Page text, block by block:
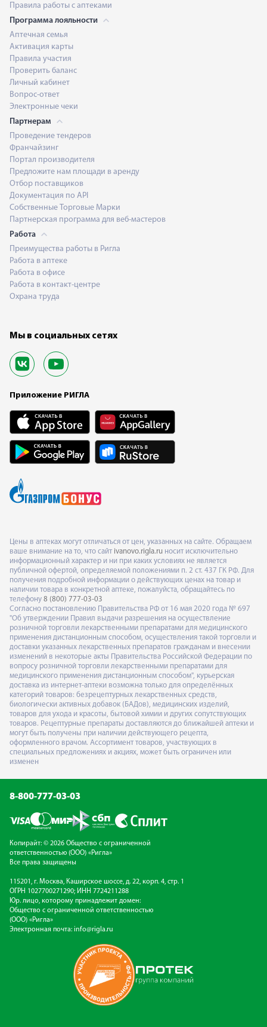
Правила работы с аптеками
Программа лояльности
Аптечная семья
Активация карты
Правила участия
Проверить баланс
Личный кабинет
Вопрос-ответ
Электронные чеки
Партнерам
Проведение тендеров
Франчайзинг
Портал производителя
Предложите нам площади в аренду
Отбор поставщиков
Документация по API
Собственные Торговые Марки
Партнерская программа для веб-мастеров
Работа
Преимущества работы в Ригла
Работа в аптеке
Работа в офисе
Работа в контакт-центре
Охрана труда
Мы в социальных сетях
Приложение РИГЛА
Цены в аптеках могут отличаться от цен, указанных на сайте. Обращаем
ваше внимание на то, что сайт ivanovo.rigla.ru носит исключительно
информационный характер и ни при каких условиях не является
публичной офертой, определяемой положениями п. 2 ст. 437 ГК РФ. Для
получения подробной информации о действующих ценах на товар и
наличии товара в конкретной аптеке, пожалуйста, обращайтесь по
телефону 8 (800) 777-03-03
Согласно постановлению Правительства РФ от 16 мая 2020 года № 697
"Об утверждении Правил выдачи разрешения на осуществление
розничной торговли лекарственными препаратами для медицинского
применения дистанционным способом, осуществления такой торговли и
доставки указанных лекарственных препаратов гражданам и внесении
изменений в некоторые акты Правительства Российской Федерации по
вопросу розничной торговли лекарственными препаратами для
медицинского применения дистанционным способом", курьерская
доставка из интернет-аптеки возможна только для определённых
категорий товаров: безрецептурных лекарственных средств,
биологически активных добавок (БАДов), медицинских изделий,
товаров для ухода и красоты, бытовой химии и других сопутствующих
товаров. Рецептурные препараты доставляются до ближайшей аптеки и
могут быть получены при наличии действующего рецепта,
оформленного врачом. Ассортимент товаров, участвующих в
специальных предложениях и акциях, может быть ограничен или
изменен
8-800-777-03-03
Копирайт: © 2026 Общество с ограниченной
ответственностью (ООО) «Ригла»
Все права защищены
115201, г. Москва, Каширское шоссе, д. 22, корп. 4, стр. 1
ОГРН 1027700271290; ИНН 7724211288
Юр. лицо, которому принадлежит домен:
Общество с ограниченной ответственностью
(ООО) «Ригла»
Электронная почта: info@rigla.ru